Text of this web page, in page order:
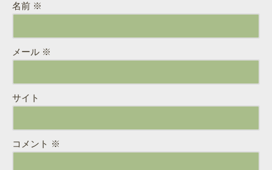
名前 ※
メール ※
サイト
コメント ※